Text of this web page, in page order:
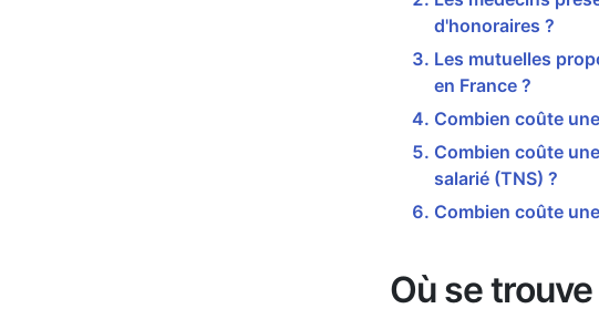
d'honoraires ?
Les mutuelles
en France ?
Combien coûte
Combien coûte
salarié (TNS) ?
Combien coûte
Où se